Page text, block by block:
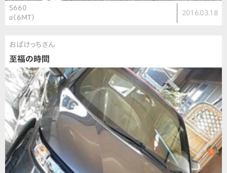
S660
α（6MT）
2016.03.18
おばけっちさん
至福の時間